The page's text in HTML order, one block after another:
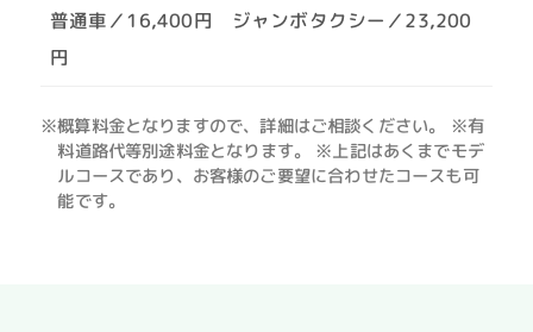
普通車／16,400円 ジャンボタクシー／23,200
円
※概算料金となりますので、詳細はご相談ください。 ※有
料道路代等別途料金となります。 ※上記はあくまでモデ
ルコースであり、お客様のご要望に合わせたコースも可
能です。